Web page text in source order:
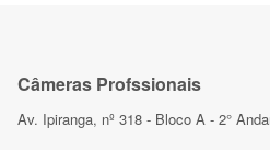
Câmeras Profssionais
Av. Ipiranga, nº 318 - Bloco A - 2°